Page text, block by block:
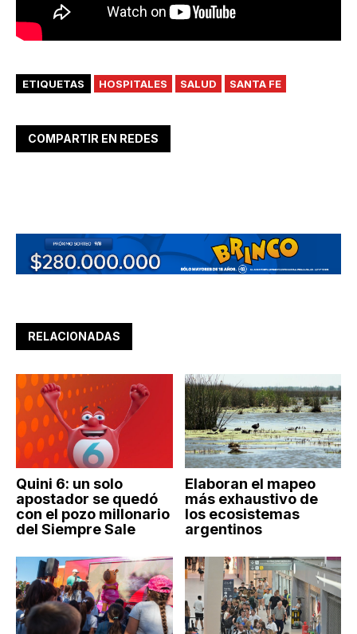
ETIQUETAS HOSPITALES SALUD SANTA FE
COMPARTIR EN REDES
RELACIONADAS
Quini 6: un solo
apostador se quedó
con el pozo millonario
del Siempre Sale
Elaboran el mapeo
más exhaustivo de
los ecosistemas
argentinos